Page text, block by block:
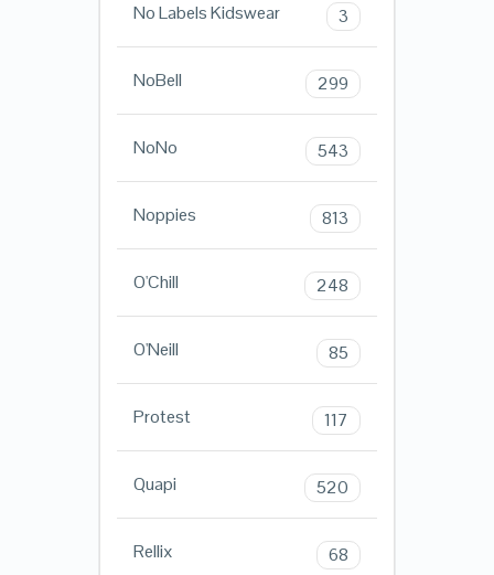
No Labels Kidswear 3
NoBell 299
NoNo 543
Noppies 813
O'Chill 248
O'Neill 85
Protest 117
Quapi 520
Rellix 68